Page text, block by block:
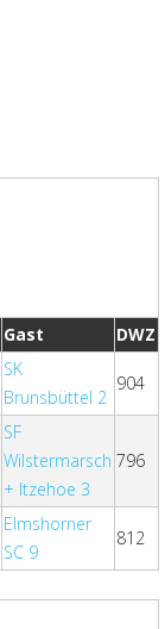
Gast DWZ
SK
Brunsbüttel 2
904
SF
Wilstermarsch
+ Itzehoe 3
796
Elmshorner
SC 9
812